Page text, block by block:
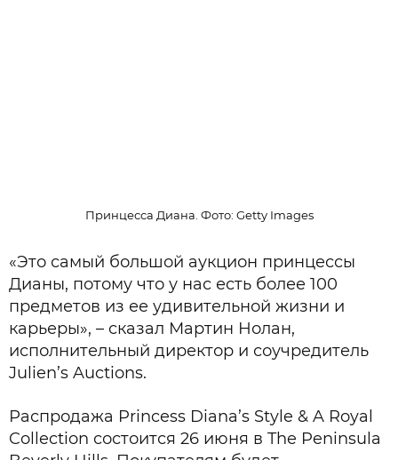
Принцесса Диана. Фото: Getty Images
«Это самый большой аукцион принцессы
Дианы, потому что у нас есть более 100
предметов из ее удивительной жизни и
карьеры», – сказал Мартин Нолан,
исполнительный директор и соучредитель
Julien’s Auctions.
Распродажа Princess Diana’s Style & A Royal
Collection состоится 26 июня в The Peninsula